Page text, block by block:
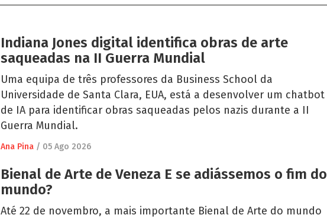
Indiana Jones digital identifica obras de arte
saqueadas na II Guerra Mundial
Uma equipa de três professores da Business School da
Universidade de Santa Clara, EUA, está a desenvolver um chatbot
de IA para identificar obras saqueadas pelos nazis durante a II
Guerra Mundial.
Ana Pina / 05 Ago 2026
Bienal de Arte de Veneza E se adiássemos o fim do
mundo?
Até 22 de novembro, a mais importante Bienal de Arte do mundo